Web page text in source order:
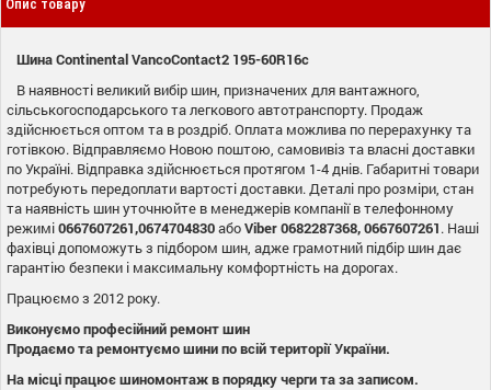
Опис товару
Шина Continental VancoContact2 195-60R16c
В наявності великий вибір шин, призначених для вантажного,
сільськогосподарського та легкового автотранспорту. Продаж
здійснюється оптом та в роздріб. Оплата можлива по перерахунку та
готівкою. Відправляємо Новою поштою, самовивіз та власні доставки
по Україні. Відправка здійснюється протягом 1-4 днів. Габаритні товари
потребують передоплати вартості доставки. Деталі про розміри, стан
та наявність шин уточнюйте в менеджерів компанії в телефонному
режимі0667607261,0674704830абоViber 0682287368, 0667607261. Наші
фахівці допоможуть з підбором шин, адже грамотний підбір шин дає
гарантію безпеки і максимальну комфортність на дорогах.
Працюємо з 2012 року.
Виконуємо професійний ремонт шин
Продаємо та ремонтуємо шини по всій території України.
На місці працює шиномонтаж в порядку черги та за записом.